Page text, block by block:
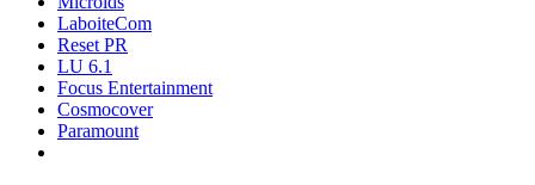
LaboiteCom
Reset PR
LU 6.1
Focus Entertainment
Cosmocover
Paramount